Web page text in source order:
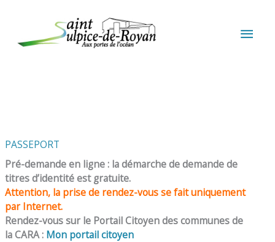
PASSEPORT
Pré-demande en ligne : la démarche de demande de
titres d’identité est gratuite.
Attention, la prise de rendez-vous se fait uniquement
par Internet.
Rendez-vous sur le Portail Citoyen des communes de
la CARA : Mon portail citoyen